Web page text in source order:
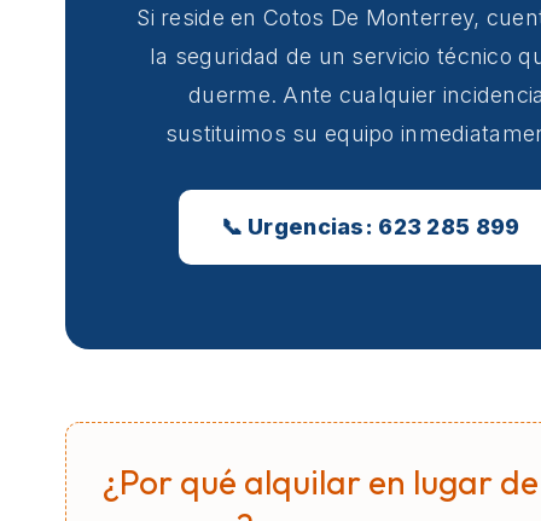
Si reside en Cotos De Monterrey,
la seguridad de un servicio técnico
duerme. Ante cualquier
sustituimos su equipo
📞 Urgencias: 623 285 899
¿Por qué alquilar en lugar de